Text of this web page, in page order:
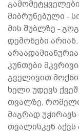
მიბრუნებული -
მის შუბლზე -
დემონები
კუნთები
გველივით
ხელი უდევს
თვალზე,
მაგრად უჭირავს
თვალისკენ